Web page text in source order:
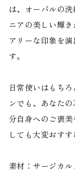
は、オーバルの
ニアの美しい輝
アリーな印象を
す。
日常使いはもち
ンでも、あなた
分自身へのご褒
しても大変おすす
素材：サージカ